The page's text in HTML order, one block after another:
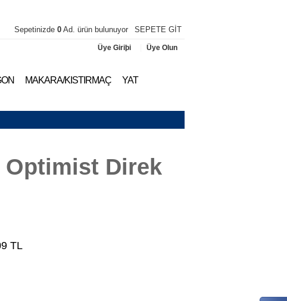
Sepetinizde 0Ad. ürün bulunuyor SEPETE GİT
Üye Giriþi Üye Olun
MAKARA/KISTIRMAÇ YAT
Direk
TL